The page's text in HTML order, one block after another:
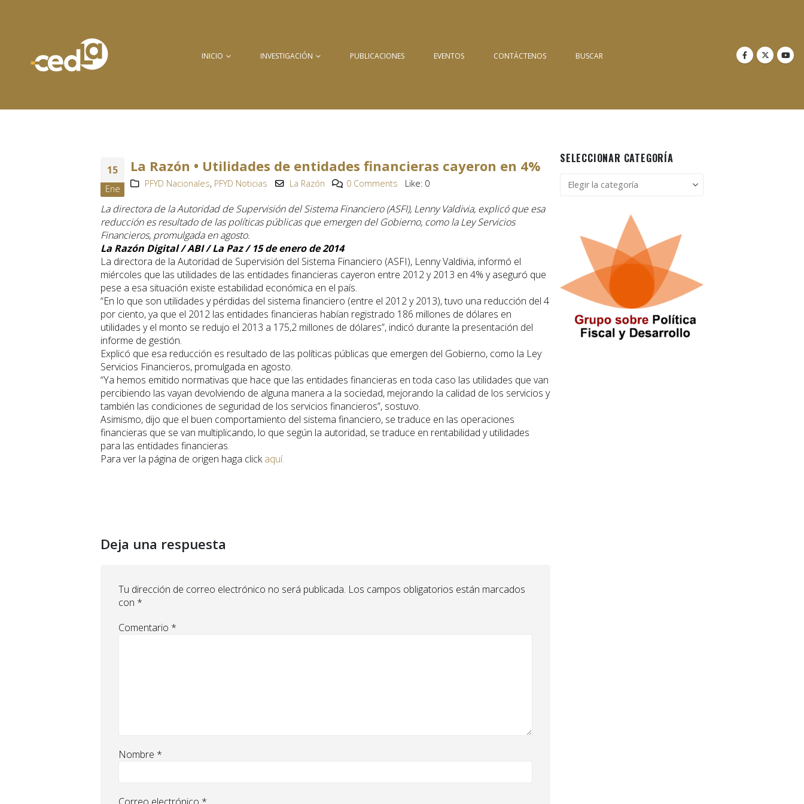
INICIO INVESTIGACIÓN PUBLICACIONES EVENTOS CONTÁCTENOS BUSCAR
15
Ene
La Razón • Utilidades de entidades financieras cayeron en 4%
PFYD Nacionales, PFYD Noticias La Razón 0 Comments Like: 0
La directora de la Autoridad de Supervisión del Sistema Financiero (ASFI), Lenny Valdivia, explicó que esa
reducción es resultado de las políticas públicas que emergen del Gobierno, como la Ley Servicios
Financieros, promulgada en agosto.
La Razón Digital / ABI / La Paz / 15 de enero de 2014
La directora de la Autoridad de Supervisión del Sistema Financiero (ASFI), Lenny Valdivia, informó el
miércoles que las utilidades de las entidades financieras cayeron entre 2012 y 2013 en 4% y aseguró que
pese a esa situación existe estabilidad económica en el país.
“En lo que son utilidades y pérdidas del sistema financiero (entre el 2012 y 2013), tuvo una reducción del 4
por ciento, ya que el 2012 las entidades financieras habían registrado 186 millones de dólares en
utilidades y el monto se redujo el 2013 a 175,2 millones de dólares”, indicó durante la presentación del
informe de gestión.
Explicó que esa reducción es resultado de las políticas públicas que emergen del Gobierno, como la Ley
Servicios Financieros, promulgada en agosto.
“Ya hemos emitido normativas que hace que las entidades financieras en toda caso las utilidades que van
percibiendo las vayan devolviendo de alguna manera a la sociedad, mejorando la calidad de los servicios y
también las condiciones de seguridad de los servicios financieros”, sostuvo.
Asimismo, dijo que el buen comportamiento del sistema financiero, se traduce en las operaciones
financieras que se van multiplicando, lo que según la autoridad, se traduce en rentabilidad y utilidades
para las entidades financieras.
Para ver la página de origen haga clickaquí.
Deja una respuesta
Tu dirección de correo electrónico no será publicada. Los campos obligatorios están marcados
con *
Comentario *
Nombre *
SELECCIONAR CATEGORÍA
Seleccionar
categoría